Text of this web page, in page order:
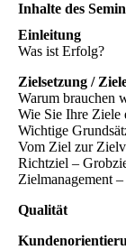
Inhalte des
Einleitung
Was ist Erfolg?
Zielsetzung /
Warum brauchen
Wie Sie Ihre Ziele
Wichtige
Vom Ziel zur
Richtziel –
Zielmanagement
Qualität